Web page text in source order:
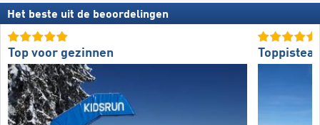
Het beste uit de beoordelingen
Top voor gezinnen